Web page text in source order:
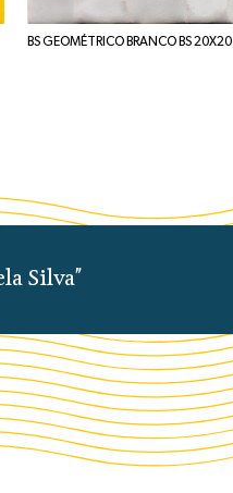
BS GEOMÉTRICO BRANCO BS 20X20
Silva"